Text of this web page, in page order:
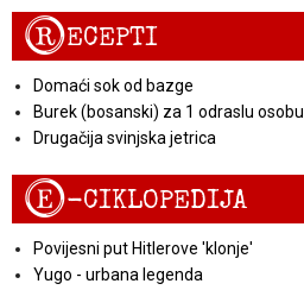
RECEPTI
Domaći sok od bazge
Burek (bosanski) za 1 odraslu osobu
Drugačija svinjska jetrica
E-CIKLOPEDIJA
Povijesni put Hitlerove 'klonje'
Yugo - urbana legenda